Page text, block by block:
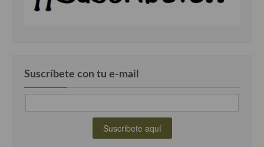
Suscríbete con tu e-mail